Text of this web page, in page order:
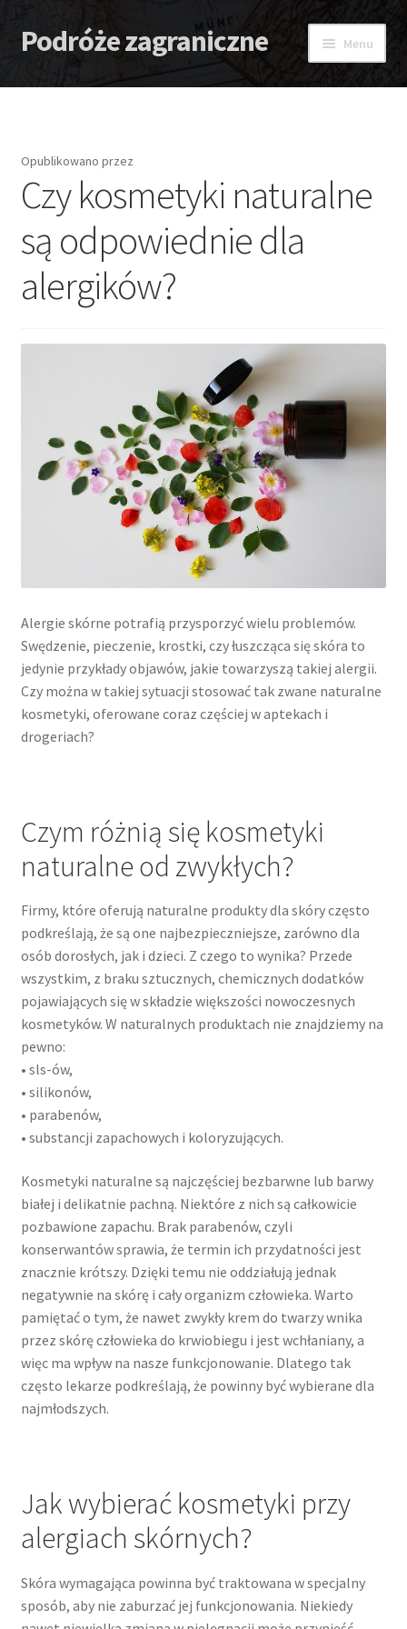
Przejdź
do
Przejdź
do
Podróże zagraniczne Menu
Strona główna
Lombard
Zaćma – Strach przed nią
Opublikowano przez
Czy kosmetyki naturalne
są odpowiednie dla
alergików?
Alergie skórne potrafią przysporzyć wielu problemów.
Swędzenie, pieczenie, krostki, czy łuszcząca się skóra to
jedynie przykłady objawów, jakie towarzyszą takiej alergii.
Czy można w takiej sytuacji stosować tak zwane naturalne
kosmetyki, oferowane coraz częściej w aptekach i
drogeriach?
Czym różnią się kosmetyki
naturalne od zwykłych?
Firmy, które oferują naturalne produkty dla skóry często
podkreślają, że są one najbezpieczniejsze, zarówno dla
osób dorosłych, jak i dzieci. Z czego to wynika? Przede
wszystkim, z braku sztucznych, chemicznych dodatków
pojawiających się w składzie większości nowoczesnych
kosmetyków. W naturalnych produktach nie znajdziemy na
pewno:
• sls-ów,
• silikonów,
• parabenów,
• substancji zapachowych i koloryzujących.
Kosmetyki naturalne są najczęściej bezbarwne lub barwy
białej i delikatnie pachną. Niektóre z nich są całkowicie
pozbawione zapachu. Brak parabenów, czyli
konserwantów sprawia, że termin ich przydatności jest
znacznie krótszy. Dzięki temu nie oddziałują jednak
negatywnie na skórę i cały organizm człowieka. Warto
pamiętać o tym, że nawet zwykły krem do twarzy wnika
przez skórę człowieka do krwiobiegu i jest wchłaniany, a
więc ma wpływ na nasze funkcjonowanie. Dlatego tak
często lekarze podkreślają, że powinny być wybierane dla
najmłodszych.
Jak wybierać kosmetyki przy
alergiach skórnych?
Skóra wymagająca powinna być traktowana w specjalny
sposób, aby nie zaburzać jej funkcjonowania. Niekiedy